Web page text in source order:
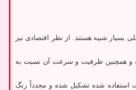
شبیه هستند. از نظر اقتصادی نیز
و همچنین ظرفیت و سرعت آن نسبت به
استفاده شده تشکیل شده و مجدداً رنگ